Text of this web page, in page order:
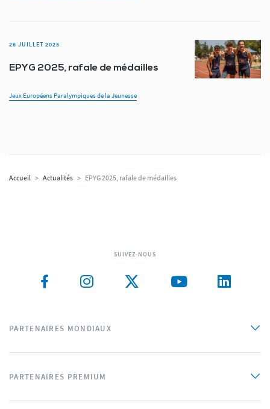
26 JUILLET 2025
EPYG 2025, rafale de médailles
Jeux Européens Paralympiques de la Jeunesse
Accueil > Actualités > EPYG 2025, rafale de médailles
SUIVEZ-NOUS
PARTENAIRES MONDIAUX
PARTENAIRES PREMIUM